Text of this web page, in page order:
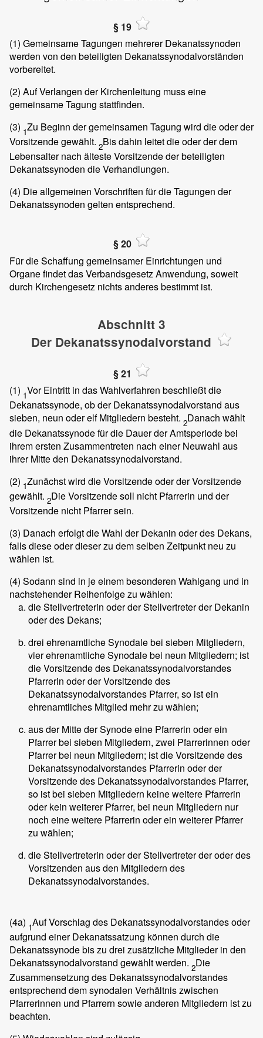
§ 19
(1) Gemeinsame Tagungen mehrerer Dekanatssynoden
werden von den beteiligten Dekanatssynodalvorständen
vorbereitet.
(2) Auf Verlangen der Kirchenleitung muss eine
gemeinsame Tagung stattfinden.
(3) 1Zu Beginn der gemeinsamen Tagung wird die oder der
Vorsitzende gewählt. 2Bis dahin leitet die oder der dem
Lebensalter nach älteste Vorsitzende der beteiligten
Dekanatssynoden die Verhandlungen.
(4) Die allgemeinen Vorschriften für die Tagungen der
Dekanatssynoden gelten entsprechend.
§ 20
Für die Schaffung gemeinsamer Einrichtungen und
Organe findet das Verbandsgesetz Anwendung, soweit
durch Kirchengesetz nichts anderes bestimmt ist.
Abschnitt 3
Der Dekanatssynodalvorstand
§ 21
(1) 1Vor Eintritt in das Wahlverfahren beschließt die
Dekanatssynode, ob der Dekanatssynodalvorstand aus
sieben, neun oder elf Mitgliedern besteht. 2Danach wählt
die Dekanatssynode für die Dauer der Amtsperiode bei
ihrem ersten Zusammentreten nach einer Neuwahl aus
ihrer Mitte den Dekanatssynodalvorstand.
(2) 1Zunächst wird die Vorsitzende oder der Vorsitzende
gewählt. 2Die Vorsitzende soll nicht Pfarrerin und der
Vorsitzende nicht Pfarrer sein.
(3) Danach erfolgt die Wahl der Dekanin oder des Dekans,
falls diese oder dieser zu dem selben Zeitpunkt neu zu
wählen ist.
(4) Sodann sind in je einem besonderen Wahlgang und in
nachstehender Reihenfolge zu wählen:
die Stellvertreterin oder der Stellvertreter der Dekanin
oder des Dekans;
drei ehrenamtliche Synodale bei sieben Mitgliedern,
vier ehrenamtliche Synodale bei neun Mitgliedern; ist
die Vorsitzende des Dekanatssynodalvorstandes
Pfarrerin oder der Vorsitzende des
Dekanatssynodalvorstandes Pfarrer, so ist ein
ehrenamtliches Mitglied mehr zu wählen;
aus der Mitte der Synode eine Pfarrerin oder ein
Pfarrer bei sieben Mitgliedern, zwei Pfarrerinnen oder
Pfarrer bei neun Mitgliedern; ist die Vorsitzende des
Dekanatssynodalvorstandes Pfarrerin oder der
Vorsitzende des Dekanatssynodalvorstandes Pfarrer,
so ist bei sieben Mitgliedern keine weitere Pfarrerin
oder kein weiterer Pfarrer, bei neun Mitgliedern nur
noch eine weitere Pfarrerin oder ein weiterer Pfarrer
zu wählen;
die Stellvertreterin oder der Stellvertreter der oder des
Vorsitzenden aus den Mitgliedern des
Dekanatssynodalvorstandes.
(4a) 1Auf Vorschlag des Dekanatssynodalvorstandes oder
aufgrund einer Dekanatssatzung können durch die
Dekanatssynode bis zu drei zusätzliche Mitglieder in den
Dekanatssynodalvorstand gewählt werden. 2Die
Zusammensetzung des Dekanatssynodalvorstandes
entsprechend dem synodalen Verhältnis zwischen
Pfarrerinnen und Pfarrern sowie anderen Mitgliedern ist zu
beachten.